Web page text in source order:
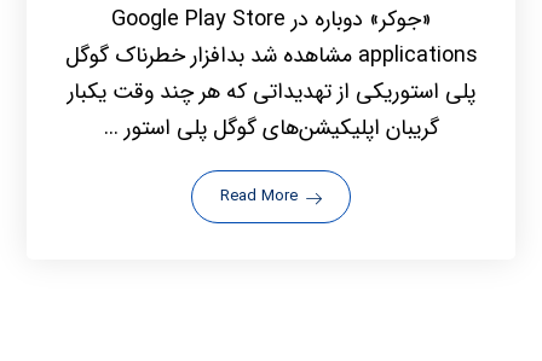
«جوکر» دوباره در Google Play Store
applications مشاهده شد بدافزار خطرناک گوگل
پلی استوریکی از تهدیداتی که هر چند وقت یکبار
گریبان اپلیکیشن‌های گوگل پلی استور ...
Read More